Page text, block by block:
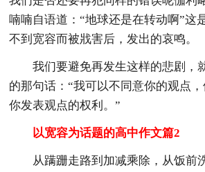
喃喃自语道：“地球还是在转动啊”这
不到宽容而被戕害后，发出的哀鸣。
我们要避免再发生这样的悲剧，
的那句话：“我可以不同意你的观点
你发表观点的权利。”
以宽容为话题的高中作文篇2
从蹒跚走路到加减乘除，从饭前